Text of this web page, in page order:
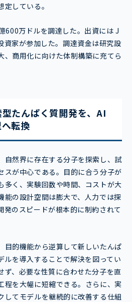
している。
600万ドルを調達した。出資には J
家が参加した。調達資金は研究設
、商用化に向けた体制構築に充てら
たんぱく質開発を、AI
転換
自然界に存在する分子を探索し、試
スが中心である。目的に合う分子が
多く、実験回数や時間、コストが大
能の設計空間は膨大で、人力では探
発のスピードが根本的に制約されて
目的機能から逆算して新しいたんぱ
ルを導入することで解決を図ってい
ず、必要な性質に合わせた分子を直
程を大幅に短縮できる。さらに、実
してモデルを継続的に改善する仕組